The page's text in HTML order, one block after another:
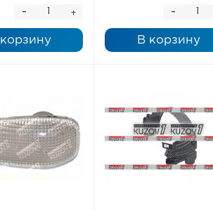
+
- -
В корзину